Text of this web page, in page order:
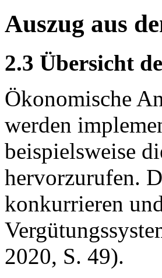
Auszug aus
2.3 Übersicht
Ökonomische
werden
beispielsweise
hervorzurufen.
konkurrieren
2020, S. 49).